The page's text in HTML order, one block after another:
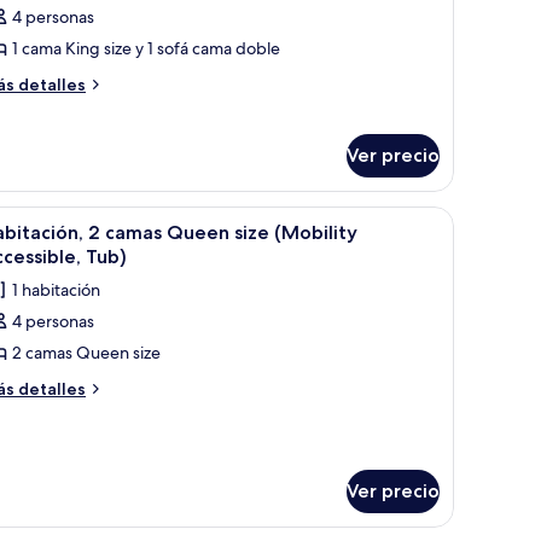
4 personas
1 cama King size y 1 sofá cama doble
detalles
Ver precio
escritorio, una silla, un ventilador de techo y un ventanal grande con
Habitación de hotel con dos camas, un
9
2 camas Queen size (Mobility
Tub)
1 habitación
4 personas
2 camas Queen size
detalles
Ver precio